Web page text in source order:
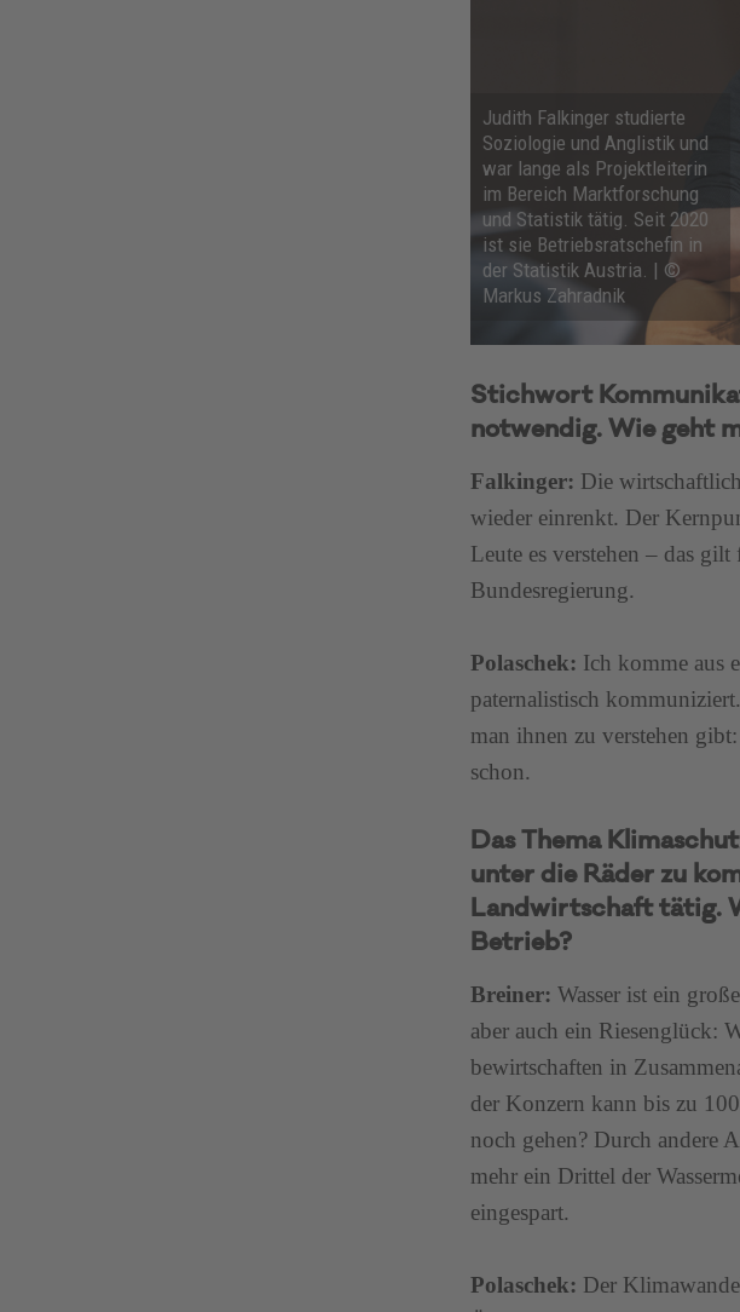
Judith Falkinger studierte
Soziologie und Anglistik und
war lange als Projektleiterin
im Bereich Marktforschung
und Statistik tätig. Seit 2020
ist sie Betriebsratschefin in
der Statistik Austria. | ©
Markus Zahradnik
Stichwort
notwendig. Wie geht
Falkinger: Die
wieder einrenkt. Der
Leute es verstehen – das
Bundesregierung.
Polaschek: Ich komme aus
paternalistisch
man ihnen zu verstehen
schon.
Das Thema
unter die Räder zu
Landwirtschaft tätig.
Betrieb?
Breiner: Wasser ist ein
aber auch ein Riesenglück:
bewirtschaften in
der Konzern kann bis zu
noch gehen? Durch andere
mehr ein Drittel der
eingespart.
Polaschek: Der